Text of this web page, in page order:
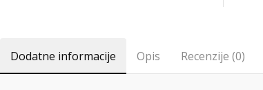
Dodatne informacije Opis Recenzije (0)